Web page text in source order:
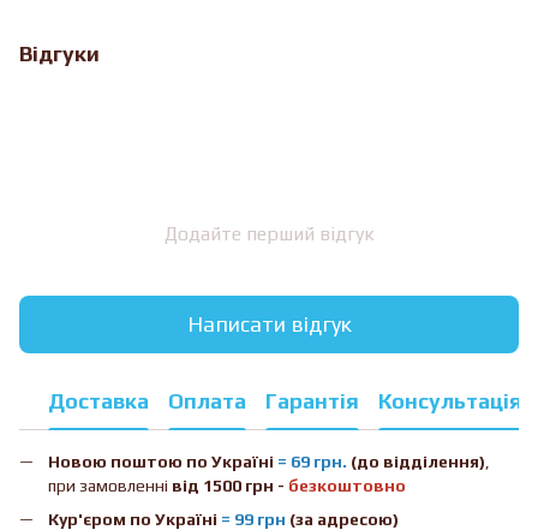
Відгуки
Додайте перший відгук
Написати відгук
Доставка Оплата Гарантія Консультація
Новою поштою по Україні = 69 грн. (до відділення)
при замовленні від 1500 грн - безкоштовно
Кур'єром по Україні = 99 грн (за адресою)